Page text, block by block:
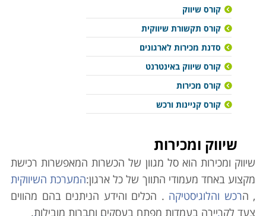
קורס שיווק
קורס תקשורת שיווקית
סדנת מכירות לארגונים
קורס שיווק באינטרנט
קורס מכירות
קורס קניינות ורכש
שיווק ומכירות
שיווק ומכירות הוא סל מגוון של הכשרות המאפשרות רכישת
מקצוע באחד מעמודי התווך של כל ארגון:המערכת השיווקית
, הרכש והלוגיסטיקה . הכלים והידע הניתנים בהם מהווים
צעד לקריירה בעמדות מפתח בעסקים וחברות מובילות.